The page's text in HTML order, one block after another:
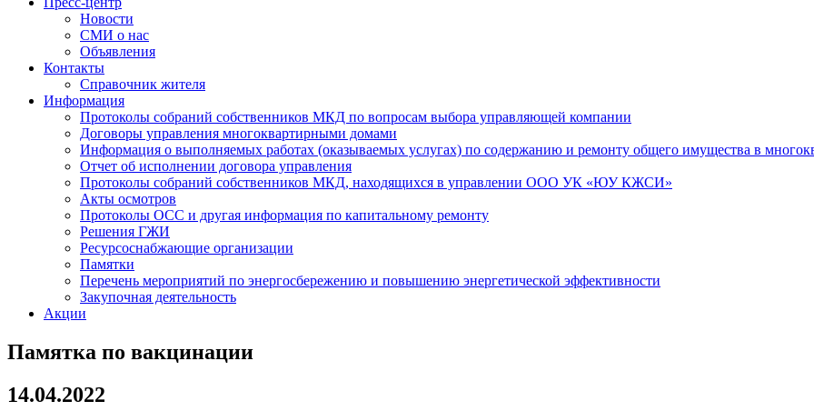
Новости
СМИ о нас
Объявления
Контакты
Справочник жителя
Информация
Протоколы собраний собственников МКД по вопросам выбора управляющей компании
Договоры управления многоквартирными домами
Информация о выполняемых работах (оказываемых услугах) по содержанию и ремонту общего имущества в
Отчет об исполнении договора управления
Протоколы собраний собственников МКД, находящихся в управлении ООО УК «ЮУ КЖСИ»
Акты осмотров
Протоколы ОСС и другая информация по капитальному ремонту
Решения ГЖИ
Ресурсоснабжающие организации
Памятки
Перечень мероприятий по энергосбережению и повышению энергетической эффективности
Закупочная деятельность
Акции
Памятка по вакцинации
14.04.2022